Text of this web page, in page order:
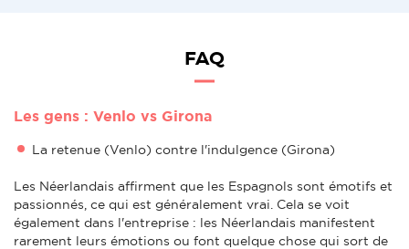
FAQ
Les gens : Venlo vs Girona
La retenue (Venlo) contre l'indulgence (Girona)
Les Néerlandais affirment que les Espagnols sont émotifs et
passionnés, ce qui est généralement vrai. Cela se voit
également dans l'entreprise : les Néerlandais manifestent
rarement leurs émotions ou font quelque chose qui sort de